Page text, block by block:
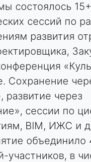
состоялось 15+
сессий по
развития
Сохранение
развитие через
сессии по
BIM, ИЖС и
объединило
участников, в